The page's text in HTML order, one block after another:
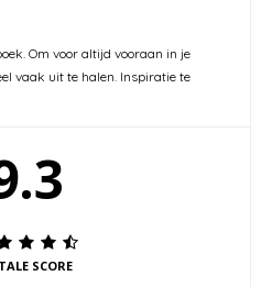
Om voor altijd vooraan in je
vaak uit te halen. Inspiratie te
SCORE